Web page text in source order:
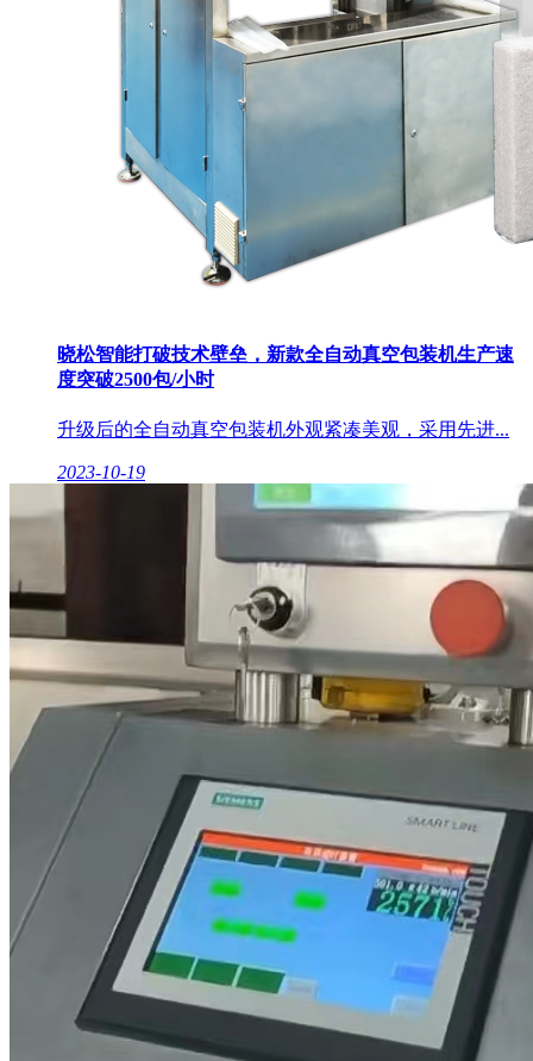
晓松智能打破技术壁垒，新款全自动真空包装机生产速
度突破2500包/小时
升级后的全自动真空包装机外观紧凑美观，采用先进...
2023-10-19